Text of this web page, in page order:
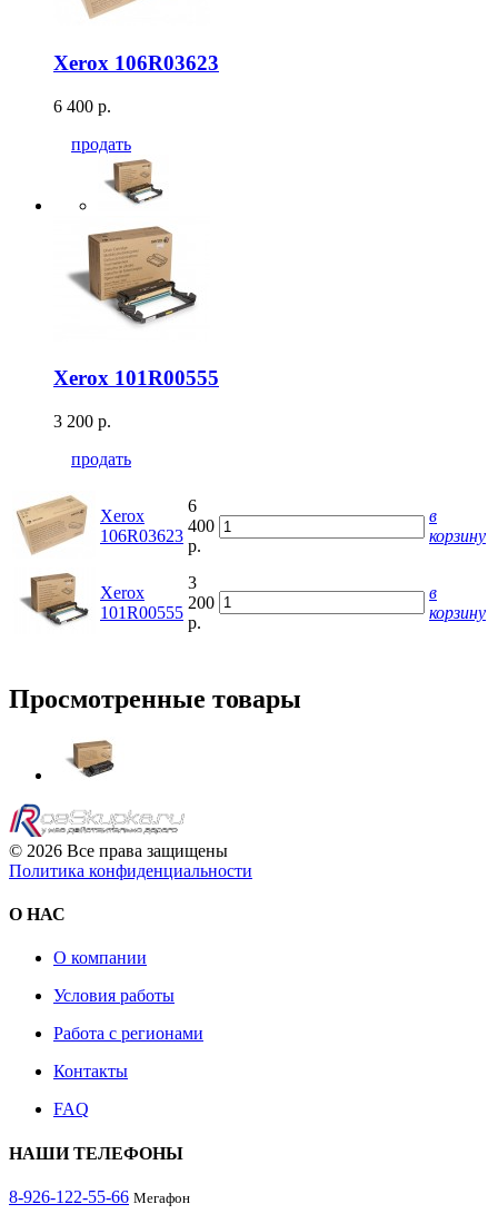
Xerox 106R03623
6 400 р.
продать
Xerox 101R00555
3 200 р.
продать
Xerox
106R03623
6
400
р.
в
корзину
Xerox
101R00555
3
200
р.
в
корзину
Просмотренные товары
© 2026 Все права защищены
Политика конфиденциальности
О НАС
О компании
Условия работы
Работа с регионами
Контакты
FAQ
НАШИ ТЕЛЕФОНЫ
8-926-122-55-66 Мегафон